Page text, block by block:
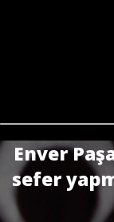
Enver
sefer